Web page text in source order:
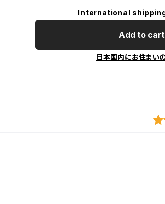
International
Add to cart
日本国内にお住まい